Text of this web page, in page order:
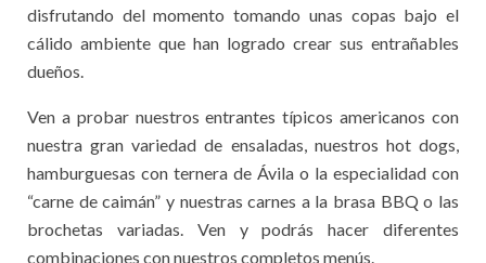
disfrutando del momento tomando unas copas bajo el
cálido ambiente que han logrado crear sus entrañables
dueños.
Ven a probar nuestros entrantes típicos americanos con
nuestra gran variedad de ensaladas, nuestros hot dogs,
hamburguesas con ternera de Ávila o la especialidad con
“carne de caimán” y nuestras carnes a la brasa BBQ o las
brochetas variadas. Ven y podrás hacer diferentes
combinaciones con nuestros completos menús.